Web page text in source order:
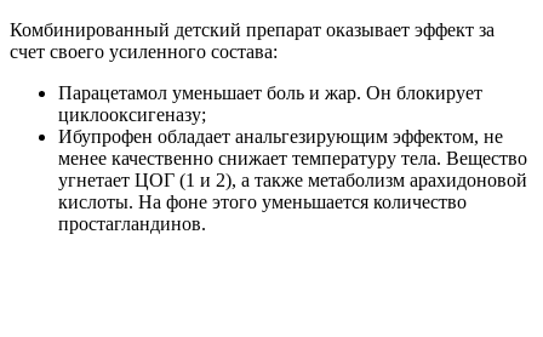
Комбинированный детский препарат оказывает эффект за
счет своего усиленного состава:
Парацетамол уменьшает боль и жар. Он блокирует
циклооксигеназу;
Ибупрофен обладает анальгезирующим эффектом, не
менее качественно снижает температуру тела. Вещество
угнетает ЦОГ (1 и 2), а также метаболизм арахидоновой
кислоты. На фоне этого уменьшается количество
простагландинов.